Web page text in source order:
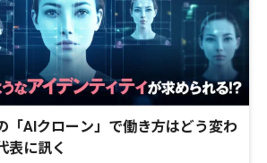
「AIクローン」で働き方はどう変わ
表に訊く